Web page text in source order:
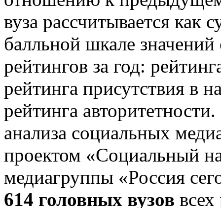
вуза рассчитывается как
балльной шкале
рейтингов за год:
рейтинга присутствия
рейтинга
анализа социальных
проектом «Социальный
медиагруппы «Россия
614 головных вузов